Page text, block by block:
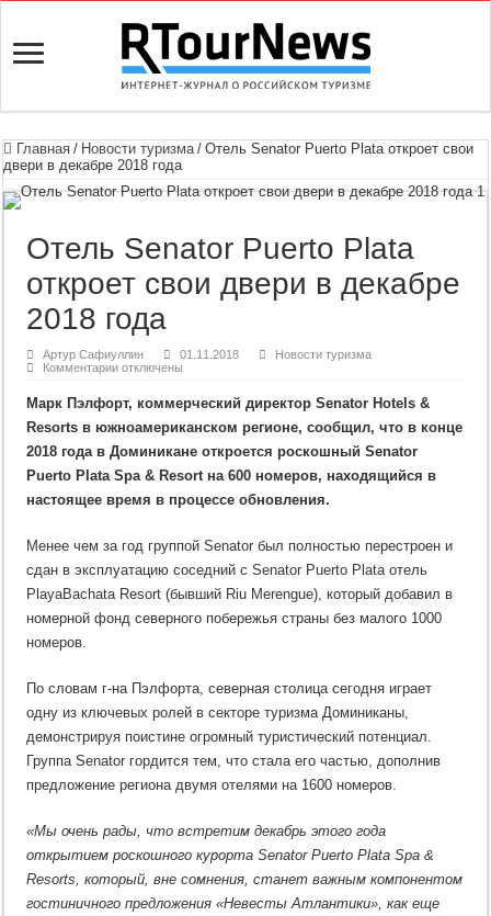
Главная / Новости туризма / Отель Senator Puerto Plata откроет свои
двери в декабре 2018 года
Отель Senator Puerto Plata
откроет свои двери в декабре
2018 года
Артур Сафиуллин 01.11.2018
Новости туризма
Комментариик
Senator
Plata
откроет
свои
двери
в
декабре
2018
отключены
Марк Пэлфорт, коммерческий директор Senator Hotels &
Resorts в южноамериканском регионе, сообщил, что в конце
2018 года в Доминикане откроется роскошный Senator
Puerto Plata Spa & Resort на 600 номеров, находящийся в
настоящее время в процессе обновления.
Менее чем за год группой Senator был полностью перестроен и
сдан в эксплуатацию соседний с Senator Puerto Plata отель
PlayaBachata Resort (бывший Riu Merengue), который добавил в
номерной фонд северного побережья страны без малого 1000
номеров.
По словам г-на Пэлфорта, северная столица сегодня играет
одну из ключевых ролей в секторе туризма Доминиканы,
демонстрируя поистине огромный туристический потенциал.
Группа Senator гордится тем, что стала его частью, дополнив
предложение региона двумя отелями на 1600 номеров.
«Мы очень рады, что встретим декабрь этого года
открытием роскошного курорта Senator Puerto Plata Spa &
Resorts, который, вне сомнения, станет важным компонентом
гостиничного предложения «Невесты Атлантики», как еще